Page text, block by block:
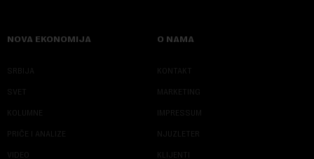
NOVA EKONOMIJA
SRBIJA
SVET
KOLUMNE
PRIČE I ANALIZE
VIDEO
O NAMA
KONTAKT
MARKETING
IMPRESSUM
NJUZLETER
KLIJENTI